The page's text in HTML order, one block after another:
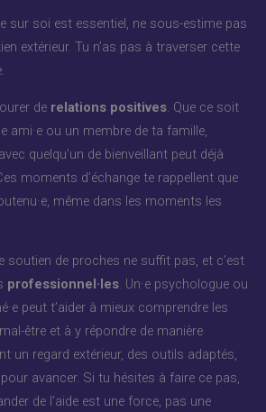
sur soi est essentiel, ne sous-estime pas
extérieur. Tu n’as pas à traverser cette
de relations positives. Que ce soit
ami·e ou un membre de ta famille,
quelqu’un de bienveillant peut déjà
moments d’échange te rappellent que
même dans les moments les
soutien de proches ne suffit pas, et c’est
professionnel·les. Un·e psychologue ou
peut t’aider à mieux comprendre les
être et à y répondre de manière
un regard extérieur, des outils adaptés,
avancer. Si tu hésites à faire ce pas,
de l’aide est une force, pas une